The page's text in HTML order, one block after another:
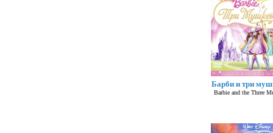
Барби и три
Barbie and the Three